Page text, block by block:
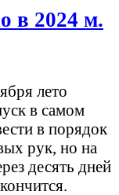
в 2024 м.
лето
в самом
в порядок
рук, но на
десять дней